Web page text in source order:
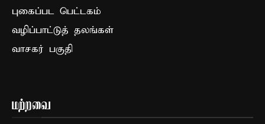
புகைப்பட பெட்டகம்
வழிப்பாட்டுத் தலங்கள்
வாசகர் பகுதி
மற்றவை